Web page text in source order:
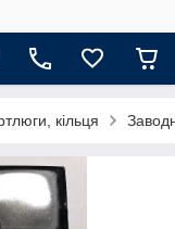
кільця